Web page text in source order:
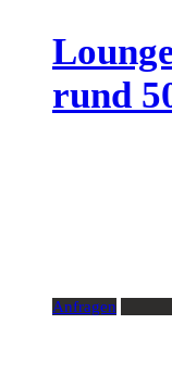
rund
Anfragen